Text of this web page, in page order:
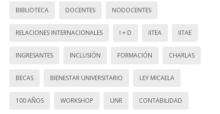
BIBLIOTECA DOCENTES NODOCENTES
RELACIONES INTERNACIONALES I + D IITEA IITAE
INGRESANTES INCLUSIÓN FORMACIÓN CHARLAS
BECAS BIENESTAR UNIVERSITARIO LEY MICAELA
100 AÑOS WORKSHOP UNR CONTABILIDAD